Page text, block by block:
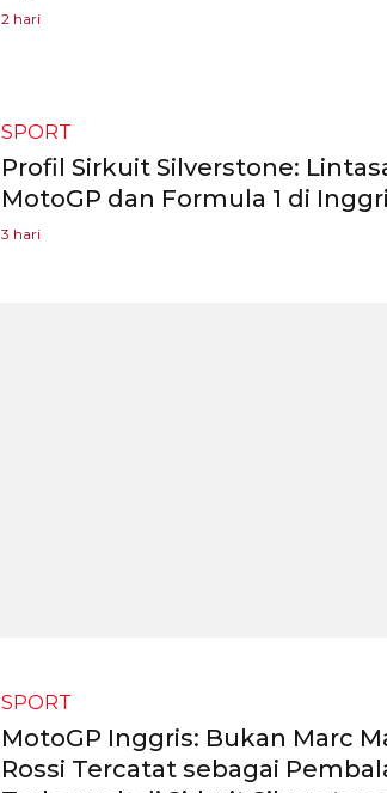
2 hari
SPORT
Profil Sirkuit Silverstone:
MotoGP dan Formula 1 di
3 hari
SPORT
MotoGP Inggris: Bukan Marc
Rossi Tercatat sebagai